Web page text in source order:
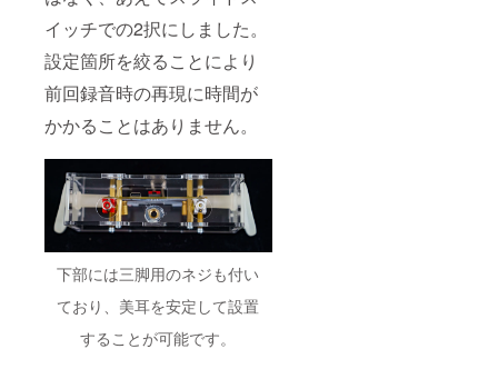
イッチでの2択にしました。
設定箇所を絞ることにより
前回録音時の再現に時間が
かかることはありません。
下部には三脚用のネジも付い
ており、美耳を安定して設置
することが可能です。